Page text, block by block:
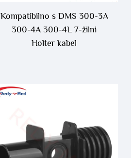
Kompatibilno s DMS 300-3A
300-4A 300-4L 7-žilni
Holter kabel